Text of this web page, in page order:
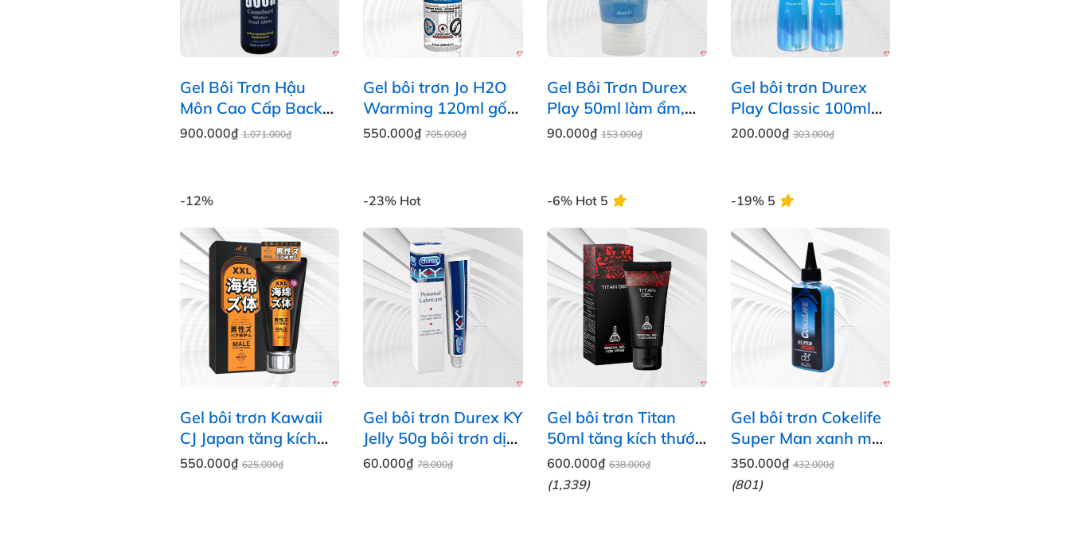
Gel Bôi Trơn Hậu
Môn Cao Cấp Back
Door Đức Chống Khô
900.000₫1.071.000₫
Gel bôi trơn Jo H2O
Warming 120ml gốc
nước nóng ấm lâu
550.000₫705.000₫
Gel Bôi Trơn Durex
Play 50ml làm ẩm,
tăng khoái cảm quan
90.000₫ 153.000₫
Gel bôi trơn Durex
Play Classic 100ml
tăng độ ẩm tự nhiên
200.000₫303.000₫
-12%
Gel bôi trơn Kawaii
CJ Japan tăng kích
thước dương vật hiệu
550.000₫625.000₫
-23% Hot
Gel bôi trơn Durex KY
Jelly 50g bôi trơn dịu
nhẹ mượt mà
60.000₫78.000₫
-6% Hot 5
Gel bôi trơn Titan
50ml tăng kích thước
dương vật cao cấp
Nga
600.000₫ 638.000₫
(1,339)
-19% 5
Gel bôi trơn Cokelife
Super Man xanh mát
lạnh gel hậu môn
gay
350.000₫432.000₫
(801)